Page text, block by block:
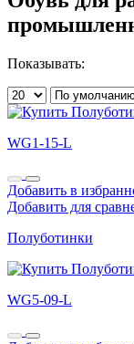
Показывать:
WG1-15-L
Добавить в
Добавить для
Полуботинки
WG5-09-L